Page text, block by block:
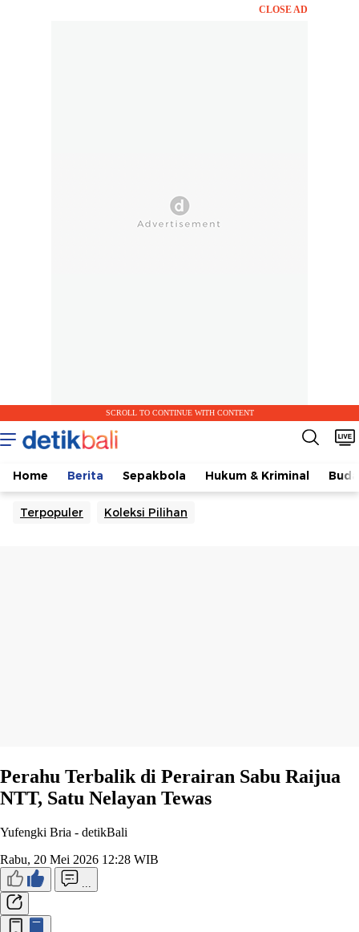
CLOSE AD
SCROLL TO CONTINUE WITH CONTENT
Home Berita Sepakbola Hukum & Kriminal
Terpopuler Koleksi Pilihan
Perahu Terbalik di Perairan Sabu Raijua
NTT, Satu Nelayan Tewas
Yufengki Bria - detikBali
Rabu, 20 Mei 2026 12:28 WIB